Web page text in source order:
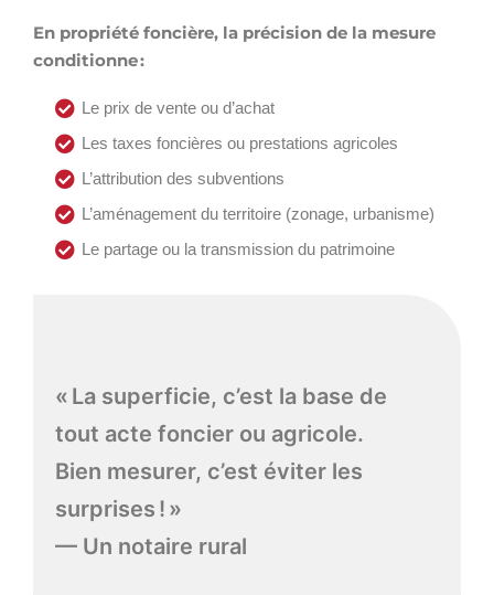
En propriété foncière, la précision de la mesure
conditionne :
Le prix de vente ou d’achat
Les taxes foncières ou prestations agricoles
L’attribution des subventions
L’aménagement du territoire (zonage, urbanisme)
Le partage ou la transmission du patrimoine
« La superficie, c’est la base de
tout acte foncier ou agricole.
Bien mesurer, c’est éviter les
surprises ! »
— Un notaire rural